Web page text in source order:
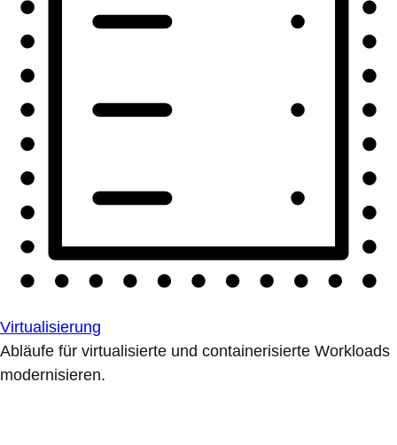
Virtualisierung
Abläufe für virtualisierte und containerisierte Workloads
modernisieren.